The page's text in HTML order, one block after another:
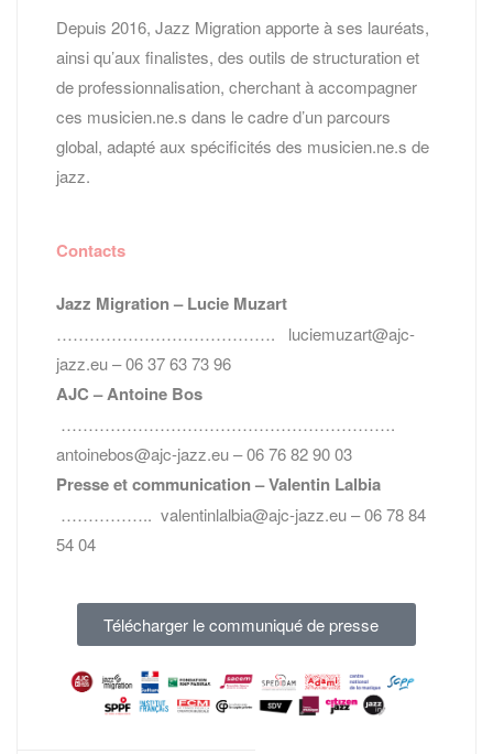
Depuis 2016, Jazz Migration apporte à ses lauréats,
ainsi qu’aux finalistes, des outils de structuration et
de professionnalisation, cherchant à accompagner
ces musicien.ne.s dans le cadre d’un parcours
global, adapté aux spécificités des musicien.ne.s de
jazz.
Contacts
Jazz Migration – Lucie Muzart
…………………………………. luciemuzart@ajc-
jazz.eu – 06 37 63 73 96
AJC – Antoine Bos
…………………………………………………….
antoinebos@ajc-jazz.eu – 06 76 82 90 03
Presse et communication – Valentin Lalbia
…………….. valentinlalbia@ajc-jazz.eu – 06 78 84
54 04
Télécharger le communiqué de presse